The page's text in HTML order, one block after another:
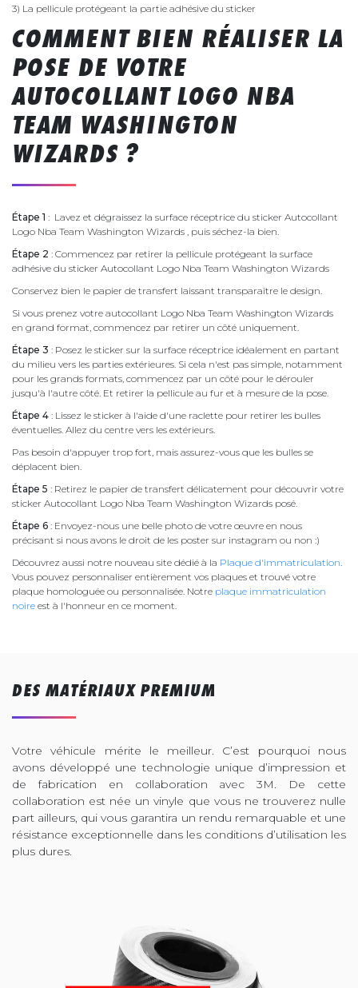
3) La pellicule protégeant la partie adhésive du sticker
COMMENT BIEN RÉALISER LA
POSE DE VOTRE
AUTOCOLLANT LOGO NBA
TEAM WASHINGTON
WIZARDS ?
Étape 1 : Lavez et dégraissez la surface réceptrice du sticker Autocollant
Logo Nba Team Washington Wizards , puis séchez-la bien.
Étape 2 : Commencez par retirer la pellicule protégeant la surface
adhésive du sticker Autocollant Logo Nba Team Washington Wizards
Conservez bien le papier de transfert laissant transparaître le design.
Si vous prenez votre autocollant Logo Nba Team Washington Wizards
en grand format, commencez par retirer un côté uniquement.
Étape 3 : Posez le sticker sur la surface réceptrice idéalement en partant
du milieu vers les parties extérieures. Si cela n'est pas simple, notamment
pour les grands formats, commencez par un côté pour le dérouler
jusqu'à l'autre côté. Et retirer la pellicule au fur et à mesure de la pose.
Étape 4 : Lissez le sticker à l'aide d'une raclette pour retirer les bulles
éventuelles. Allez du centre vers les extérieurs.
Pas besoin d'appuyer trop fort, mais assurez-vous que les bulles se
déplacent bien.
Étape 5 : Retirez le papier de transfert délicatement pour découvrir votre
sticker Autocollant Logo Nba Team Washington Wizards posé.
Étape 6 : Envoyez-nous une belle photo de votre œuvre en nous
précisant si nous avons le droit de les poster sur instagram ou non :)
Découvrez aussi notre nouveau site dédié à la Plaque d'immatriculation
Vous pouvez personnaliser entièrement vos plaques et trouvé votre
plaque homologuée ou personnalisée. Notre plaque immatriculation
noire est à l'honneur en ce moment.
DES MATÉRIAUX PREMIUM
Votre véhicule mérite le meilleur. C’est pourquoi nous
avons développé une technologie unique d’impression et
de fabrication en collaboration avec 3M. De cette
collaboration est née un vinyle que vous ne trouverez nulle
part ailleurs, qui vous garantira un rendu remarquable et une
résistance exceptionnelle dans les conditions d’utilisation les
plus dures.